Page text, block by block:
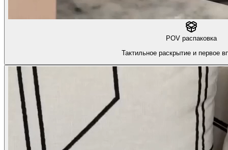
POV распаковка
Тактильное раскрытие и первое